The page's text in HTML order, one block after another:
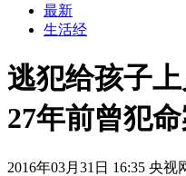
最新
生活经
逃犯给孩子
27年前曾犯
2016年03月31日 16:35 央视